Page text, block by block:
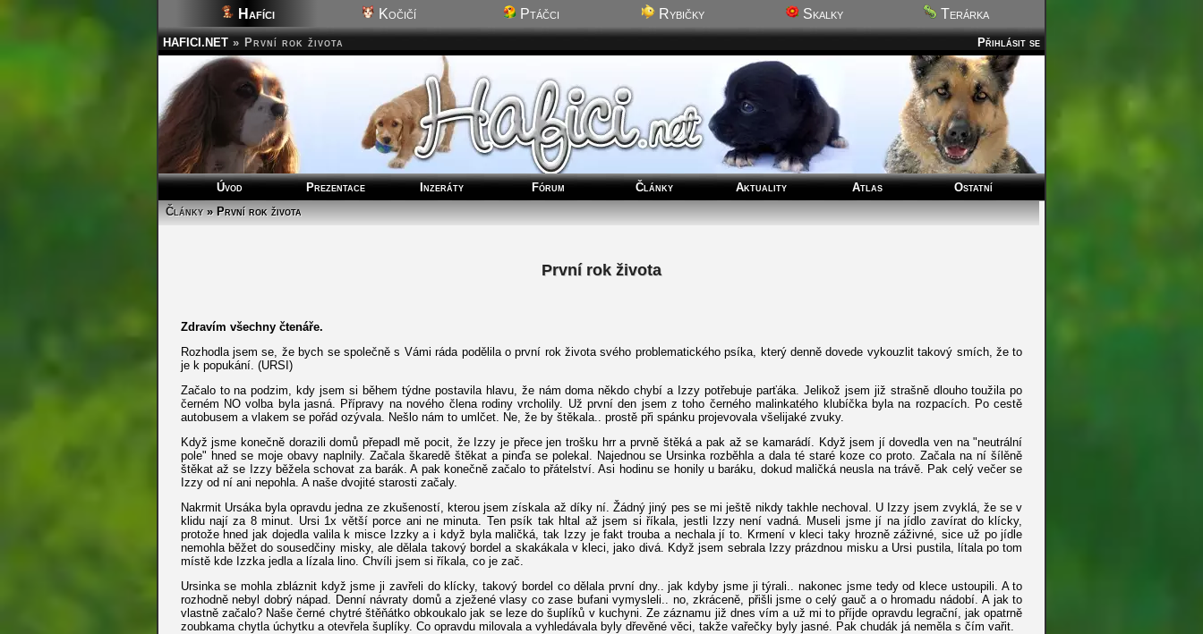
Hafíci Kočičí Ptáčci Rybičky Skalky Terárka
Přihlásit se
HAFICI.NET » První rok života
Úvod Prezentace Inzeráty Fórum Články Aktuality Atlas
Ostatní
Články» První rok života
První rok života
Zdravím všechny čtenáře.
Rozhodla jsem se, že bych se společně s Vámi ráda podělila o první rok života svého problematického psíka, který denně dovede vykouzlit takový smích, že to
je k popukání. (URSI)
Začalo to na podzim, kdy jsem si během týdne postavila hlavu, že nám doma někdo chybí a Izzy potřebuje parťáka. Jelikož jsem již strašně dlouho toužila po
černém NO volba byla jasná. Přípravy na nového člena rodiny vrcholily. Už první den jsem z toho černého malinkatého klubíčka byla na rozpacích. Po cestě
autobusem a vlakem se pořád ozývala. Nešlo nám to umlčet. Ne, že by štěkala.. prostě při spánku projevovala všelijaké zvuky.
Když jsme konečně dorazili domů přepadl mě pocit, že Izzy je přece jen trošku hrr a prvně štěká a pak až se kamarádí. Když jsem jí dovedla ven na "neutrální
pole" hned se moje obavy naplnily. Začala škaredě štěkat a pinďa se polekal. Najednou se Ursinka rozběhla a dala té staré koze co proto. Začala na ní šílěně
štěkat až se Izzy běžela schovat za barák. A pak konečně začalo to přátelství. Asi hodinu se honily u baráku, dokud maličká neusla na trávě. Pak celý večer se
Izzy od ní ani nepohla. A naše dvojité starosti začaly.
Nakrmit Ursáka byla opravdu jedna ze zkušeností, kterou jsem získala až díky ní. Žádný jiný pes se mi ještě nikdy takhle nechoval. U Izzy jsem zvyklá, že se v
klidu nají za 8 minut. Ursi 1x větší porce ani ne minuta. Ten psík tak hltal až jsem si říkala, jestli Izzy není vadná. Museli jsme jí na jídlo zavírat do klícky,
protože hned jak dojedla valila k misce Izzky a i když byla maličká, tak Izzy je fakt trouba a nechala jí to. Krmení v kleci taky hrozně záživné, sice už po jídle
nemohla běžet do sousedčiny misky, ale dělala takový bordel a skakákala v kleci, jako divá. Když jsem sebrala Izzy prázdnou misku a Ursi pustila, lítala po tom
místě kde Izzka jedla a lízala lino. Chvíli jsem si říkala, co je zač.
Ursinka se mohla zbláznit když jsme ji zavřeli do klícky, takový bordel co dělala první dny.. jak kdyby jsme ji týrali.. nakonec jsme tedy od klece ustoupili. A to
rozhodně nebyl dobrý nápad. Denní návraty domů a zježené vlasy co zase bufani vymysleli.. no, zkráceně, přišli jsme o celý gauč a o hromadu nádobí. A jak to
vlastně začalo? Naše černé chytré štěňátko obkoukalo jak se leze do šuplíků v kuchyni. Ze záznamu již dnes vím a už mi to příjde opravdu legrační, jak opatrně
zoubkama chytla úchytku a otevřela šuplíky. Co opravdu milovala a vyhledávala byly dřevěné věci, takže vařečky byly jasné. Pak chudák já neměla s čím vařit.